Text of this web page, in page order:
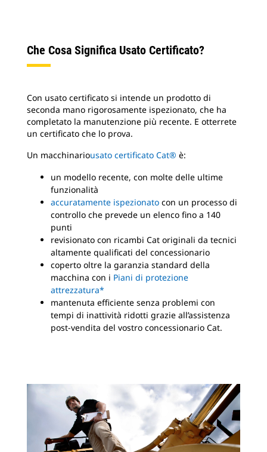
Che Cosa Significa Usato Certificato?
Con usato certificato si intende un prodotto di
seconda mano rigorosamente ispezionato, che ha
completato la manutenzione più recente. E otterrete
un certificato che lo prova.
Un macchinariousato certificato Cat® è:
un modello recente, con molte delle ultime
funzionalità
accuratamente ispezionato con un processo di
controllo che prevede un elenco fino a 140
punti
revisionato con ricambi Cat originali da tecnici
altamente qualificati del concessionario
coperto oltre la garanzia standard della
macchina con i Piani di protezione
attrezzatura*
mantenuta efficiente senza problemi con
tempi di inattività ridotti grazie all’assistenza
post-vendita del vostro concessionario Cat.